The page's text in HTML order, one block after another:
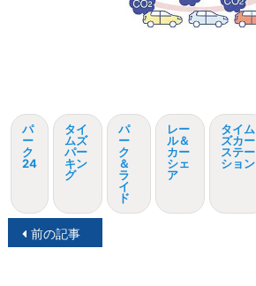
パ
ー
ク
24
タイ
ムズ
パー
キン
グ
パ
ー
ク
＆
ラ
イ
ド
レー
ル＆
カー
シェ
ア
タイム
ズカー
ステー
ション
投前の記事